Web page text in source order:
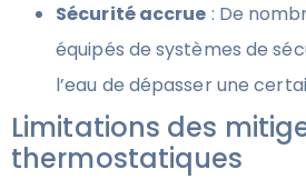
Sécurité accrue : De
équipés de systèmes de
l’eau de dépasser une
Limitations des
thermostatiques